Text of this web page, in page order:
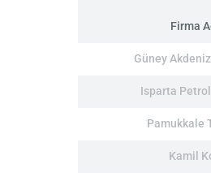
Firma
Güney
Isparta
Pamukkale
Kamil